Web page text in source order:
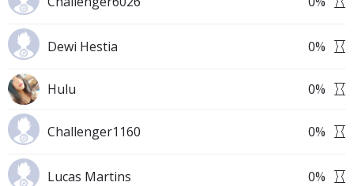
Dewi Hestia 0%
Hulu 0%
Challenger1160 0%
Lucas Martins 0%